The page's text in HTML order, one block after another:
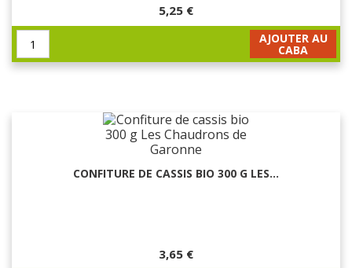
5,25 €
AJOUTER AU
CABA
CONFITURE DE CASSIS BIO 300 G LES...
3,65 €